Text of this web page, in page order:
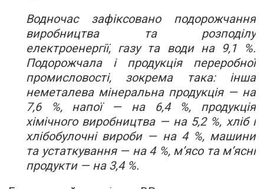
Водночас зафіксовано подорожчання
виробництва та розподілу
електроенергії, газу та води на 9,1 %.
Подорожчала і продукція переробної
промисловості, зокрема така: інша
неметалева мінеральна продукція — на
7,6 %, напої — на 6,4 %, продукція
хімічного виробництва — на 5,2 %, хліб і
хлібобулочні вироби — на 4 %, машини
та устаткування — на 4 %, м’ясо та м’ясні
продукти — на 3,4 %.